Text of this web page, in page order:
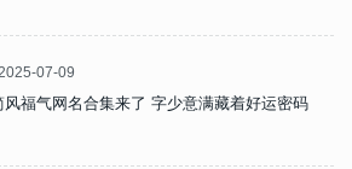
07-09
风福气网名合集来了 字少意满藏着好运密码